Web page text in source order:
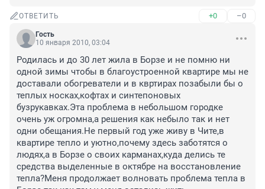
ОТВЕТИТЬ +0 –0
Гость
10 января 2010, 03:04
Родилась и до 30 лет жила в Борзе и не помню ни
одной зимы чтобы в благоустроенной квартире мы не
доставали обогреватели и в квртирах позабыли бы о
теплых носках,кофтах и синтепоновых
бузрукавках.Эта проблема в небольшом городке
очень уж огромна,а решения как небыло так и нет
одни обещания.Не первый год уже живу в Чите,в
квартире тепло и уютно,почему здесь заботятся о
людях,а в Борзе о своих карманах,куда делись те
средства выделенные в октябре на восстановление
тепла?Меня продолжает волновать проблема тепла в